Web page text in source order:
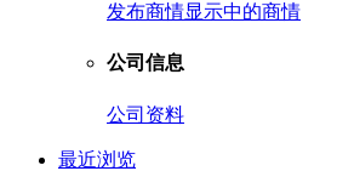
发布商情显示中的商情
公司信息
公司资料
最近浏览